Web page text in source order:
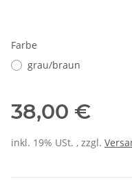
Farbe
grau/braun
38,00 €
inkl. 19% USt. , zzgl.